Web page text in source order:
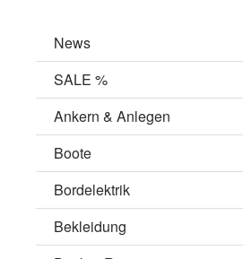
News
SALE %
Ankern & Anlegen
Boote
Bordelektrik
Bekleidung